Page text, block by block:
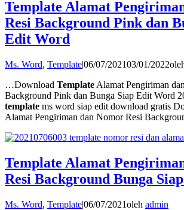
Template Alamat
Resi Background Pink dan
Edit Word
Ms. Word, Template|06/07/202103/01/2022
…Download Template Alamat Pengiriman
Background Pink dan Bunga Siap Edit Word
template ms word siap edit download gratis
Alamat Pengiriman dan Nomor Resi
Template Alamat
Resi Background Bunga
Ms. Word, Template|06/07/2021oleh admin